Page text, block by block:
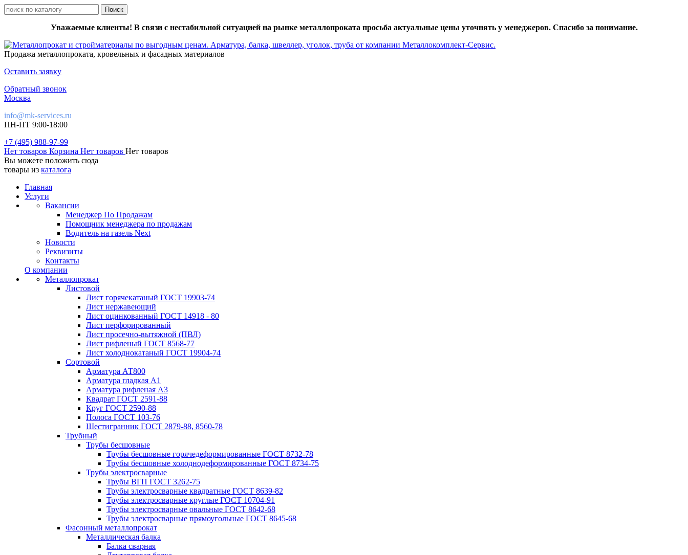
Уважаемые клиенты! В связи с нестабильной ситуацией на рынке металлопроката просьба актуальные цены уточнять у менеджеров. Спасибо за понимание.
Продажа металлопроката, кровельных и фасадных материалов
Оставить заявку
Обратный звонок
Москва
info@mk-services.ru
ПН-ПТ 9:00-18:00
+7 (495) 988-97-99
Нет товаров Корзина Нет товаров Нет товаров
Вы можете положить сюда
товары из каталога
Главная
Услуги
Вакансии
Менеджер По Продажам
Помощник менеджера по продажам
Водитель на газель Next
Новости
Реквизиты
Контакты
О компании
Металлопрокат
Листовой
Лист горячекатаный ГОСТ 19903-74
Лист нержавеющий
Лист оцинкованный ГОСТ 14918 - 80
Лист перфорированный
Лист просечно-вытяжной (ПВЛ)
Лист рифленый ГОСТ 8568-77
Лист холоднокатаный ГОСТ 19904-74
Сортовой
Арматура АТ800
Арматура гладкая А1
Арматура рифленая А3
Квадрат ГОСТ 2591-88
Круг ГОСТ 2590-88
Полоса ГОСТ 103-76
Шестигранник ГОСТ 2879-88, 8560-78
Трубный
Трубы бесшовные
Трубы бесшовные горячедеформированные ГОСТ 8732-78
Трубы бесшовные холоднодеформированные ГОСТ 8734-75
Трубы электросварные
Трубы ВГП ГОСТ 3262-75
Трубы электросварные квадратные ГОСТ 8639-82
Трубы электросварные круглые ГОСТ 10704-91
Трубы электросварные овальные ГОСТ 8642-68
Трубы электросварные прямоугольные ГОСТ 8645-68
Фасонный металлопрокат
Металлическая балка
Балка сварная